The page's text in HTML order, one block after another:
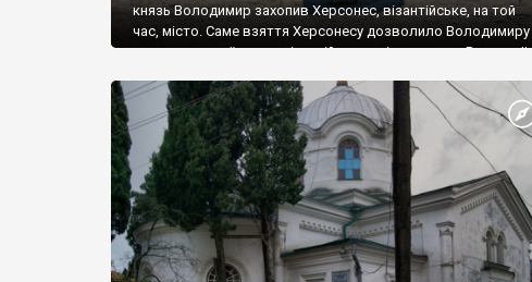
князь Володимир захопив Херсонес, візантійське, на той
час, місто. Саме взяття Херсонесу дозволило Володимиру
диктувати свої умови візантійському імператору Василю ІІ,
Херсонесі Володимир-язичник, став Василем-
християнином. А потім було Хрещення Русі. На честь
Херсонесу Таврійського названо місто […]